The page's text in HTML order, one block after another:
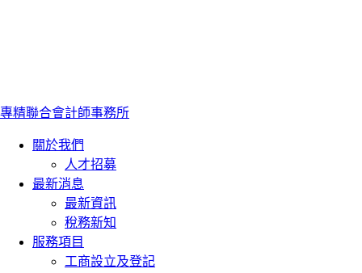
專精聯合會計師事務所
關於我們
人才招募
最新消息
最新資訊
稅務新知
服務項目
工商設立及登記